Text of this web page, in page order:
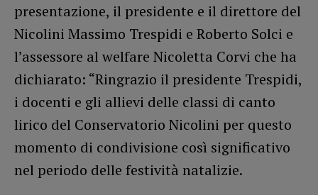
presentazione, il presidente e il direttore del
Nicolini Massimo Trespidi e Roberto Solci e
l’assessore al welfare Nicoletta Corvi che ha
dichiarato: “Ringrazio il presidente Trespidi,
i docenti e gli allievi delle classi di canto
lirico del Conservatorio Nicolini per questo
momento di condivisione così significativo
nel periodo delle festività natalizie.